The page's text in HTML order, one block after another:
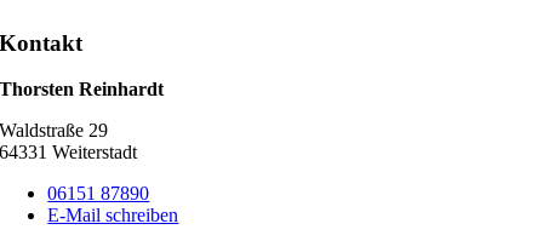
Kontakt
Thorsten Reinhardt
Waldstraße 29
64331 Weiterstadt
06151 87890
E-Mail schreiben